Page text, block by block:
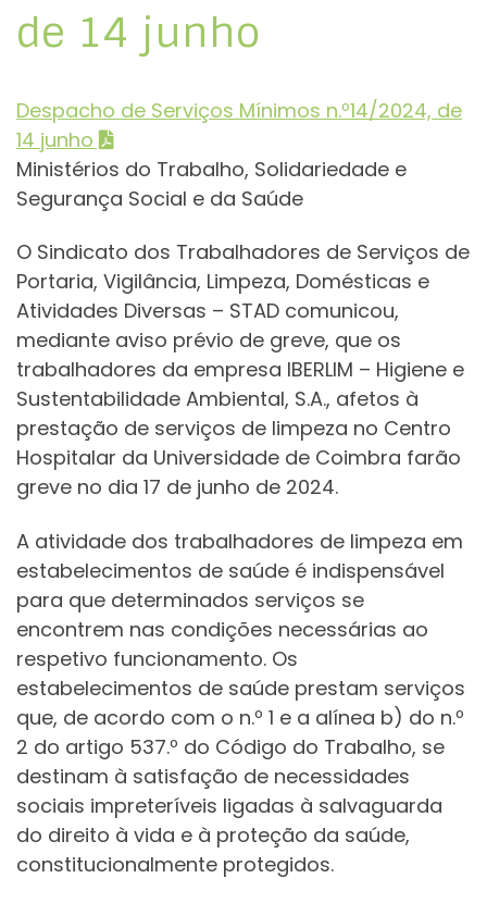
de 14 junho
Despacho de Serviços Mínimos n.º14/2024, de
14 junho
Ministérios do Trabalho, Solidariedade e
Segurança Social e da Saúde
O Sindicato dos Trabalhadores de Serviços de
Portaria, Vigilância, Limpeza, Domésticas e
Atividades Diversas – STAD comunicou,
mediante aviso prévio de greve, que os
trabalhadores da empresa IBERLIM – Higiene e
Sustentabilidade Ambiental, S.A., afetos à
prestação de serviços de limpeza no Centro
Hospitalar da Universidade de Coimbra farão
greve no dia 17 de junho de 2024.
A atividade dos trabalhadores de limpeza em
estabelecimentos de saúde é indispensável
para que determinados serviços se
encontrem nas condições necessárias ao
respetivo funcionamento. Os
estabelecimentos de saúde prestam serviços
que, de acordo com o n.º 1 e a alínea b) do n.º
2 do artigo 537.º do Código do Trabalho, se
destinam à satisfação de necessidades
sociais impreteríveis ligadas à salvaguarda
do direito à vida e à proteção da saúde,
constitucionalmente protegidos.